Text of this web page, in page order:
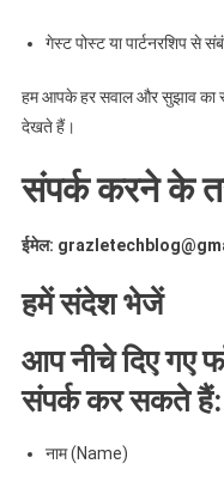
गेस्ट पोस्ट या पार्टनरशिप से
हम आपके हर सवाल और सुझाव का
देखते हैं।
संपर्क करने के
ईमेल:
हमें संदेश भेजें
आप नीचे दिए गए
संपर्क कर सकते हैं:
नाम (Name)